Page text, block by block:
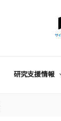
サ
研究支援情報